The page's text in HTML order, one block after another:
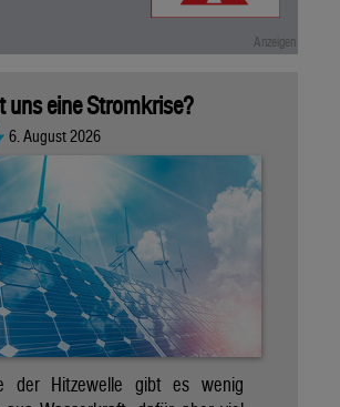
uns eine Stromkrise?
6. August 2026
der Hitzewelle gibt es wenig